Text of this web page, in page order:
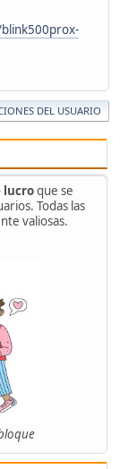
lucroque se
Todas las
valiosas.
DEL USUARIO